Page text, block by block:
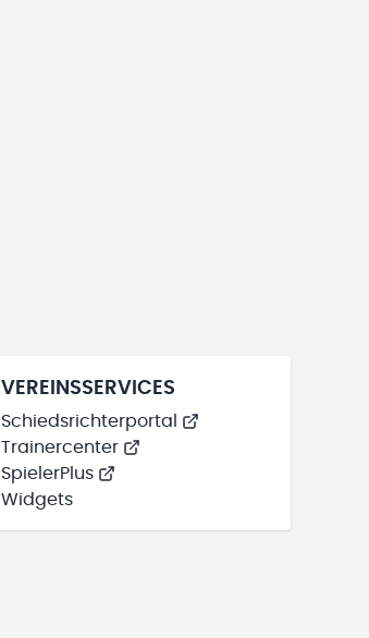
VEREINSSERVICES
Schiedsrichterportal
Trainercenter
SpielerPlus
Widgets